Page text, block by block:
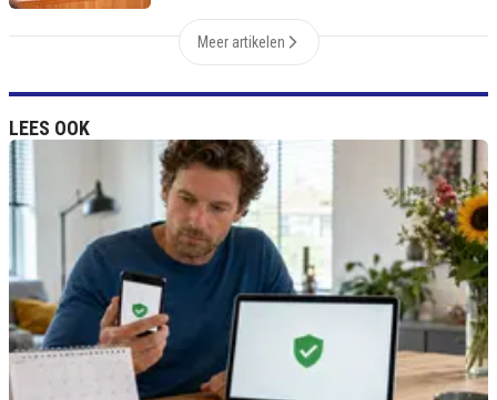
Meer artikelen
LEES OOK